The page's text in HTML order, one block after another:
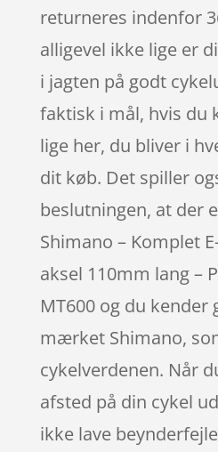
returneres indenfor
alligevel ikke lige er
i jagten på godt
faktisk i mål, hvis du
lige her, du bliver i
dit køb. Det spiller
beslutningen, at der
Shimano – Komplet
aksel 110mm lang –
MT600 og du kender
mærket Shimano,
cykelverdenen. Når
afsted på din cykel
ikke lave